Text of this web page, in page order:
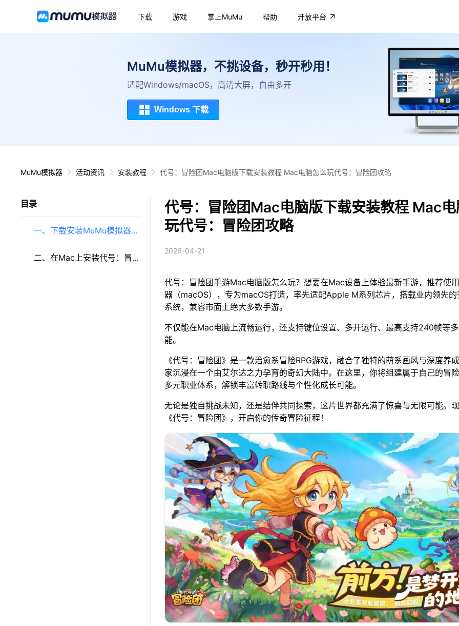
下载 游戏 掌上MuMu 帮助 开放平台
MuMu模拟器，不挑设备，秒开秒用！
适配Windows/macOS，高清大屏，自由多开
Windows 下载
MuMu模拟器 活动资讯 安装教程 代号：冒险团Mac电脑版下载安装教程 Mac电脑怎么玩代号：冒险团攻略
目录
一、下载安装MuMu模拟器
（macOS）（原MuMu模拟
二、在Mac上安装代号：冒
代号：冒险团Mac电脑版下载安装教程 Mac
玩代号：冒险团攻略
2026-04-21
代号：冒险团手游Mac电脑版怎么玩？想要在Mac设备上体验最新手游，推荐使
器（macOS），专为macOS打造，率先适配Apple M系列芯片，搭载业内领先的
系统，兼容市面上绝大多数手游。
不仅能在Mac电脑上流畅运行，还支持键位设置、多开运行、最高支持240帧等
能。
《代号：冒险团》是一款治愈系冒险RPG游戏，融合了独特的萌系画风与深度养
家沉浸在一个由艾尔达之力孕育的奇幻大陆中。在这里，你将组建属于自己的冒
多元职业体系，解锁丰富转职路线与个性化成长可能。
无论是独自挑战未知，还是结伴共同探索，这片世界都充满了惊喜与无限可能。
《代号：冒险团》，开启你的传奇冒险征程！